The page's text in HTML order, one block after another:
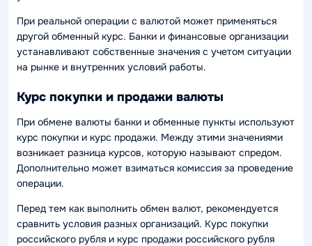
При реальной операции с валютой может применяться
другой обменный курс. Банки и финансовые организации
устанавливают собственные значения с учетом ситуации
на рынке и внутренних условий работы.
Курс покупки и продажи валюты
При обмене валюты банки и обменные пункты используют
курс покупки и курс продажи. Между этими значениями
возникает разница курсов, которую называют спредом.
Дополнительно может взиматься комиссия за проведение
операции.
Перед тем как выполнить обмен валют, рекомендуется
сравнить условия разных организаций. Курс покупки
российского рубля и курс продажи российского рубля